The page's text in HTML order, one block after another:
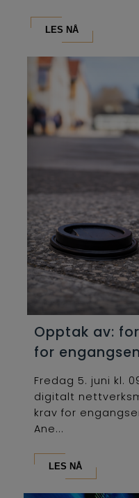
LES NÅ
Opptak av:
for
Fredag 5. juni kl.
digitalt
krav for
Ane...
LES NÅ